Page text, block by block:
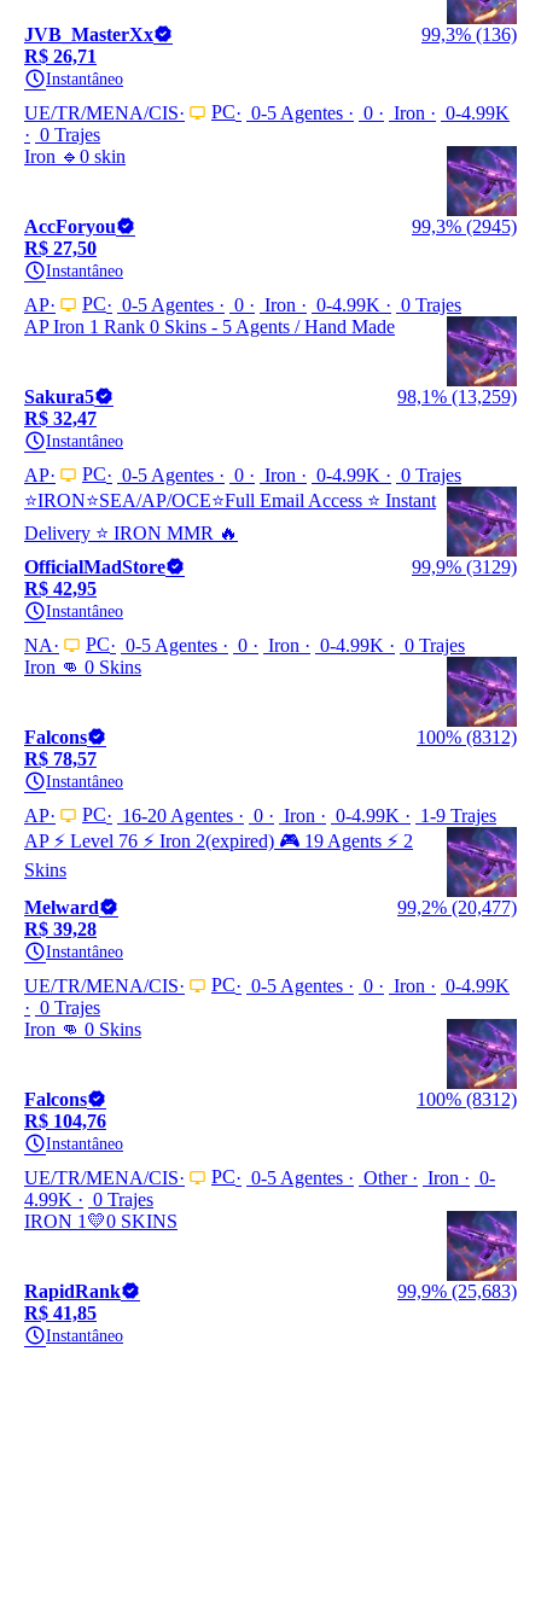
JVB_MasterXx
99,3% (136)
R$ 26,71
Instantâneo
UE/TR/MENA/CIS PC 0-5 Agentes 0 Iron
0-4.99K
0 Trajes
Iron 🔹0 skin
AccForyou
99,3% (2945)
R$ 27,50
Instantâneo
AP PC 0-5 Agentes 0 Iron 0-4.99K
0 Trajes
AP Iron 1 Rank 0 Skins - 5 Agents / Hand Made
Sakura5
98,1% (13,259)
R$ 32,47
Instantâneo
AP PC 0-5 Agentes 0 Iron 0-4.99K
0 Trajes
⭐️IRON⭐️SEA/AP/OCE⭐️Full Email Access ⭐️ Instant
Delivery ⭐️ IRON MMR 🔥
OfficialMadStore
99,9% (3129)
R$ 42,95
Instantâneo
NA PC 0-5 Agentes 0 Iron 0-4.99K
0 Trajes
Iron 👊 0 Skins
Falcons
100% (8312)
R$ 78,57
Instantâneo
AP PC 16-20 Agentes 0 Iron 0-4.99K
1-9 Trajes
AP ⚡ Level 76 ⚡ Iron 2(expired) 🎮 19 Agents ⚡ 2
Skins
Melward
99,2% (20,477)
R$ 39,28
Instantâneo
UE/TR/MENA/CIS PC 0-5 Agentes 0 Iron
0-4.99K
0 Trajes
Iron 👊 0 Skins
Falcons
100% (8312)
R$ 104,76
Instantâneo
UE/TR/MENA/CIS PC 0-5 Agentes Other Iron
0-
4.99K
0 Trajes
IRON 1💛0 SKINS
RapidRank
99,9% (25,683)
R$ 41,85
Instantâneo